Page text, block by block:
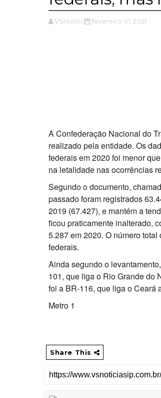
VSNotícias fevereiro 01, 2021
A Confederação Nacional do
realizado pela entidade. Os
federais em 2020 foi menor
na letalidade nas ocorrências
Segundo o documento,
passado foram registrados
2019 (67.427), e mantém a
ficou praticamente inalterado,
5.287 em 2020. O número
federais.
Ainda segundo o
101, que liga o Rio Grande do
foi a BR-116, que liga o Ceará
Metro 1
Share This